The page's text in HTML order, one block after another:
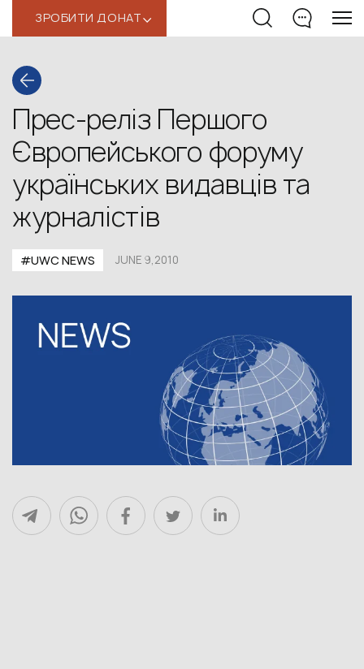
ЗРОБИТИ ДОНАТ‹
Прес-реліз Першого
Європейського форуму
українських видавців та
журналістів
#UWC NEWS JUNE 9,2010